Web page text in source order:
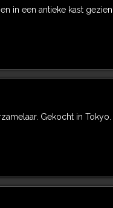
in een antieke kast gezien
Gekocht in Tokyo.